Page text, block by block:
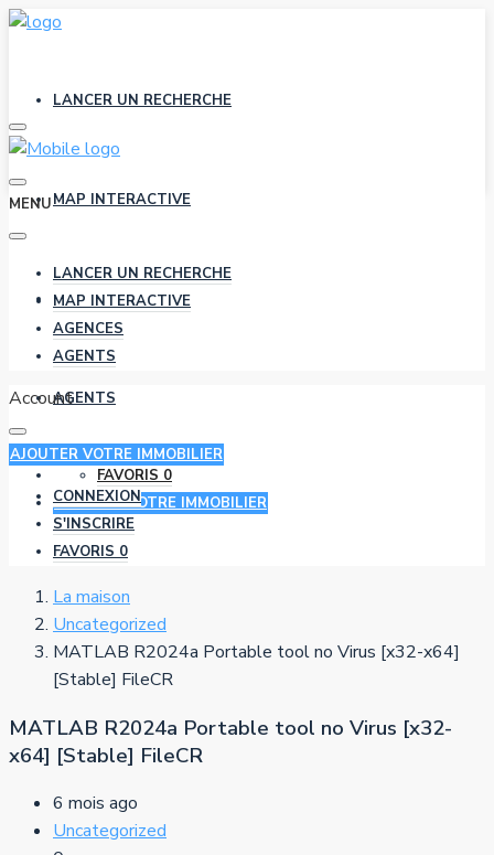
LANCER UN RECHERCHE
MAP INTERACTIVE
AGENCES
AGENTS
FAVORIS 0
AJOUTER VOTRE IMMOBILIER
MENU
LANCER UN RECHERCHE
MAP INTERACTIVE
AGENCES
AGENTS
Account
AJOUTER VOTRE IMMOBILIER
CONNEXION
S'INSCRIRE
FAVORIS 0
La maison
Uncategorized
MATLAB R2024a Portable tool no Virus [x32-x64]
[Stable] FileCR
MATLAB R2024a Portable tool no Virus [x32-
x64] [Stable] FileCR
6 mois ago
Uncategorized